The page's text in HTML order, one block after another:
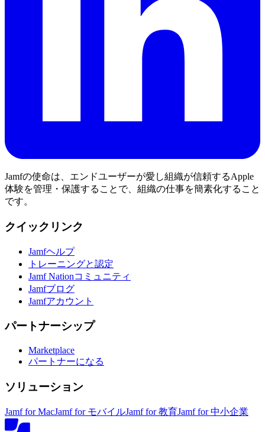
Jamfの使命は、エンドユーザーが愛し組織が信頼するApple
体験を管理・保護することで、組織の仕事を簡素化すること
です。
クイックリンク
Jamfヘルプ
トレーニングと認定
Jamf Nationコミュニティ
Jamfブログ
Jamfアカウント
パートナーシップ
Marketplace
パートナーになる
ソリューション
Jamf for MacJamf for モバイルJamf for 教育Jamf for 中小企業